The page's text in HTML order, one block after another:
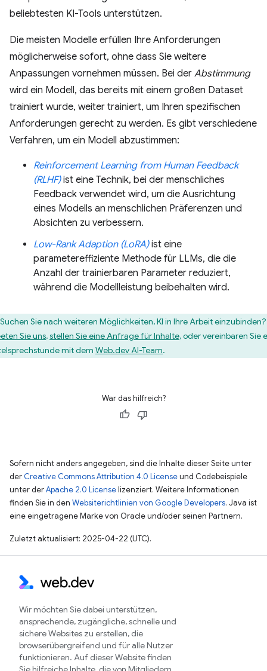
beliebtesten KI-Tools unterstützen.
Die meisten Modelle erfüllen Ihre Anforderungen
möglicherweise sofort, ohne dass Sie weitere
Anpassungen vornehmen müssen. Bei der Abstimmung
wird ein Modell, das bereits mit einem großen Dataset
trainiert wurde, weiter trainiert, um Ihren spezifischen
Anforderungen gerecht zu werden. Es gibt verschiedene
Verfahren, um ein Modell abzustimmen:
Reinforcement Learning from Human Feedback
(RLHF)ist eine Technik, bei der menschliches
Feedback verwendet wird, um die Ausrichtung
eines Modells an menschlichen Präferenzen und
Absichten zu verbessern.
Low-Rank Adaption (LoRA)ist eine
parametereffiziente Methode für LLMs, die die
Anzahl der trainierbaren Parameter reduziert,
während die Modellleistung beibehalten wird.
Suchen Sie nach weiteren Möglichkeiten, KI in Ihre Arbeit einzubinden?
Sie uns,stellen Sie eine Anfrage für Inhalte, oder vereinbaren Sie
mit dem Web.dev AI-Team.
War das hilfreich?
Sofern nicht anders angegeben, sind die Inhalte dieser Seite unter
der Creative Commons Attribution 4.0 Licenseund Codebeispiele
unter derApache 2.0 Licenselizenziert. Weitere Informationen
finden Sie in den Websiterichtlinien von Google Developers. Java ist
eine eingetragene Marke von Oracle und/oder seinen Partnern.
Zuletzt aktualisiert: 2025-04-22 (UTC).
Wir möchten Sie dabei unterstützen,
ansprechende, zugängliche, schnelle und
sichere Websites zu erstellen, die
browserübergreifend und für alle Nutzer
funktionieren. Auf dieser Website finden